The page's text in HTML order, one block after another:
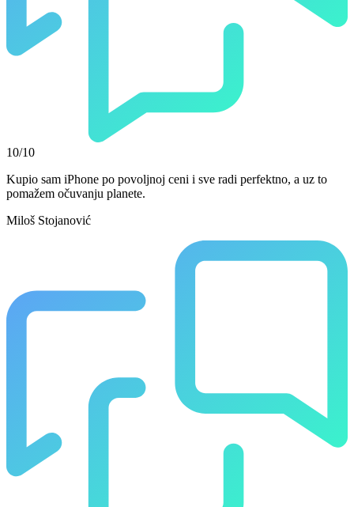
10/10
Kupio sam iPhone po povoljnoj ceni i sve radi perfektno, a uz to
pomažem očuvanju planete.
Miloš Stojanović